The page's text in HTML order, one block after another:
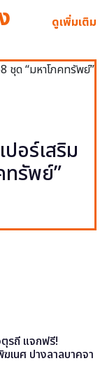
ดูเพิ่มเติม
อร์เสริม
ทรัพย์”
รถี แจกฟรี!
เนศ ปางลาลบาคจา